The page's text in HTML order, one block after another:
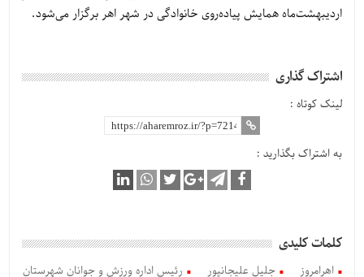
اردیبهشت‌ماه همایش پیاده‌روی خانوادگی در شهر اهر برگزار می‌شود.
اشتراک گذاری
لینک کوتاه :
به اشتراک بگذارید :
کلمات کلیدی
اهرامروز جلیل علیجانپور
رئیس اداره ورزش و جوانان شهرستان